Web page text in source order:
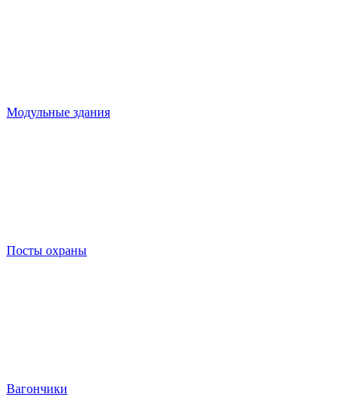
Модульные здания
Посты охраны
Вагончики